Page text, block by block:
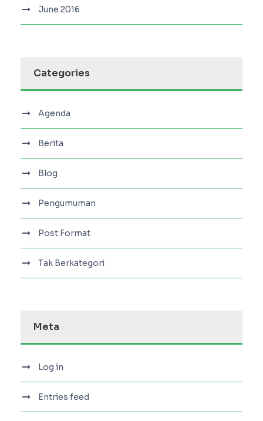
June 2016
Categories
Agenda
Berita
Blog
Pengumuman
Post Format
Tak Berkategori
Meta
Log in
Entries feed